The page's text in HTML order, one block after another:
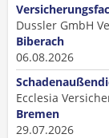
Dussler GmbH
Biberach
06.08.2026
Ecclesia
Bremen
29.07.2026